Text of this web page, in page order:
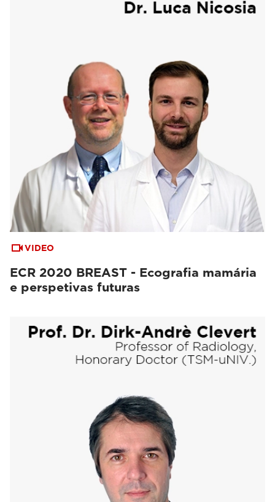
VIDEO
ECR 2020 BREAST - Ecografia mamária
e perspetivas futuras